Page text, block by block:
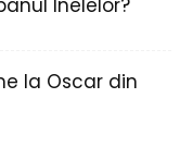
Inelelor?
la Oscar din